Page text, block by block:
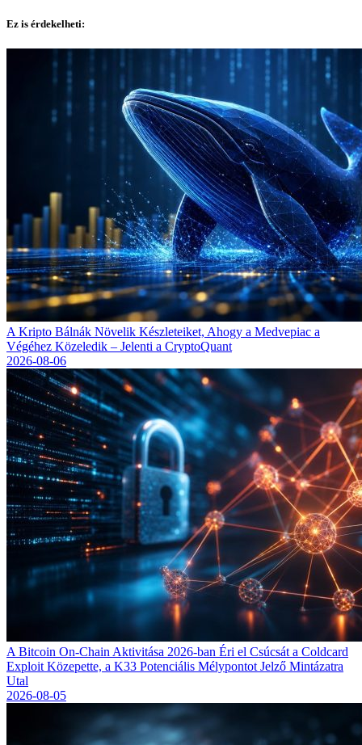
Ez is érdekelheti:
A Kripto Bálnák Növelik Készleteiket, Ahogy a Medvepiac a
Végéhez Közeledik – Jelenti a CryptoQuant
2026-08-06
A Bitcoin On-Chain Aktivitása 2026-ban Éri el Csúcsát a Coldcard
Exploit Közepette, a K33 Potenciális Mélypontot Jelző Mintázatra
Utal
2026-08-05